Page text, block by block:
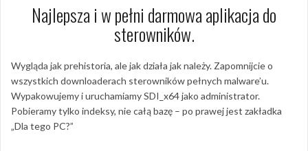
Najlepsza i w pełni darmowa aplikacja do
sterowników.
Wygląda jak prehistoria, ale jak działa jak należy. Zapomnijcie o
wszystkich downloaderach sterowników pełnych malware’u.
Wypakowujemy i uruchamiamy SDI_x64 jako administrator.
Pobieramy tylko indeksy, nie całą bazę – po prawej jest zakładka
„Dla tego PC?”